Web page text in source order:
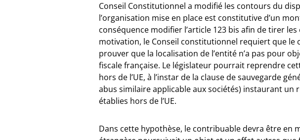
Conseil Constitutionnel a modifié les contours du
l’organisation mise en place est constitutive d’un
conséquence modifier l’article 123 bis afin de tirer
motivation, le Conseil constitutionnel requiert que
prouver que la localisation de l’entité n’a pas pour
fiscale française. Le législateur pourrait reprendre
hors de l’UE, à l’instar de la clause de sauvegarde
abus similaire applicable aux sociétés) instaurant
établies hors de l’UE.
Dans cette hypothèse, le contribuable devra être en